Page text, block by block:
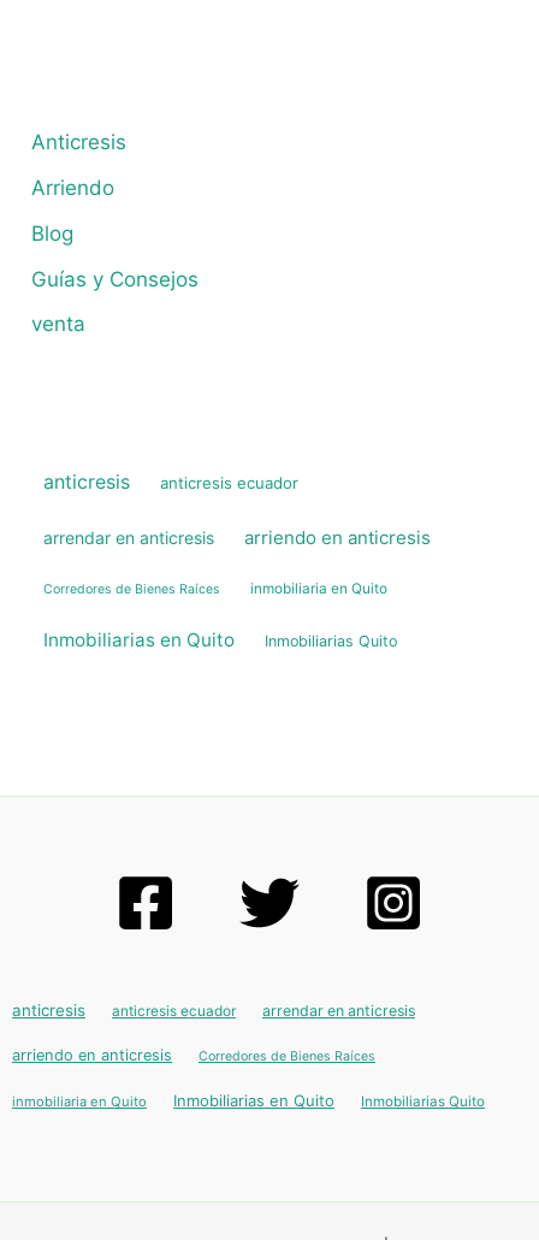
Anticresis
Arriendo
Blog
Guías y Consejos
venta
anticresis anticresis ecuador
arrendar en anticresis arriendo en anticresis
Corredores de Bienes Raíces inmobiliaria en Quito
Inmobiliarias en Quito Inmobiliarias Quito
anticresis anticresis ecuador arrendar en anticresis
arriendo en anticresis Corredores de Bienes Raíces
inmobiliaria en Quito Inmobiliarias en Quito Inmobiliarias Quito